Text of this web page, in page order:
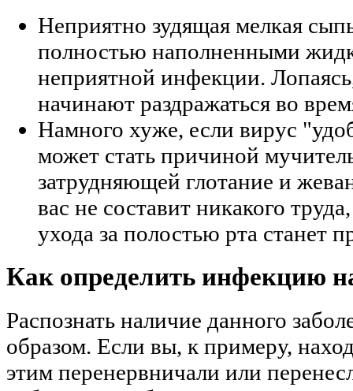
Неприятно зудящая мелкая
полностью наполненными
неприятной инфекции.
начинают раздражаться во
Намного хуже, если вирус
может стать причиной
затрудняющей глотание и
вас не составит никакого
ухода за полостью рта станет
Как определить инфекцию
Распознать наличие данного
образом. Если вы, к примеру,
этим перенервничали или